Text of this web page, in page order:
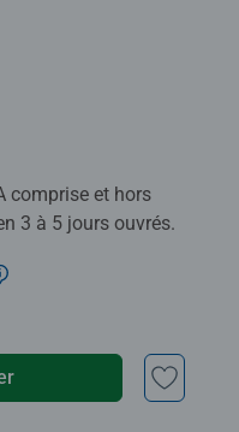
comprise et hors
3 à 5 jours ouvrés.